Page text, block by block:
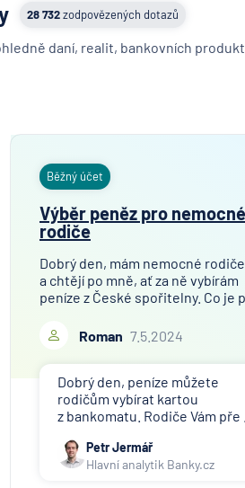
28 732zodpovězených dotazů
daní, realit, bankovních
Běžný účet
Výběr peněz pro nemocné
rodiče
Dobrý den, mám nemocné rodiče
a chtějí po mně, ať za ně vybírám
peníze z České spořitelny. Co je
Roman 7.5.2024
Dobrý den, peníze můžete
rodičům vybírat kartou
z bankomatu. Rodiče Vám pře ...
Petr Jermář
Hlavní analytik Banky.cz